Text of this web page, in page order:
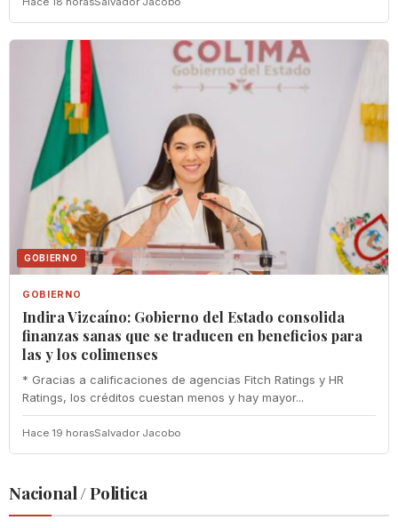
GOBIERNO
GOBIERNO
Indira Vizcaíno: Gobierno del Estado consolida
finanzas sanas que se traducen en beneficios para
las y los colimenses
* Gracias a calificaciones de agencias Fitch Ratings y HR
Ratings, los créditos cuestan menos y hay mayor...
Hace 19 horasSalvador Jacobo
Nacional / Politica